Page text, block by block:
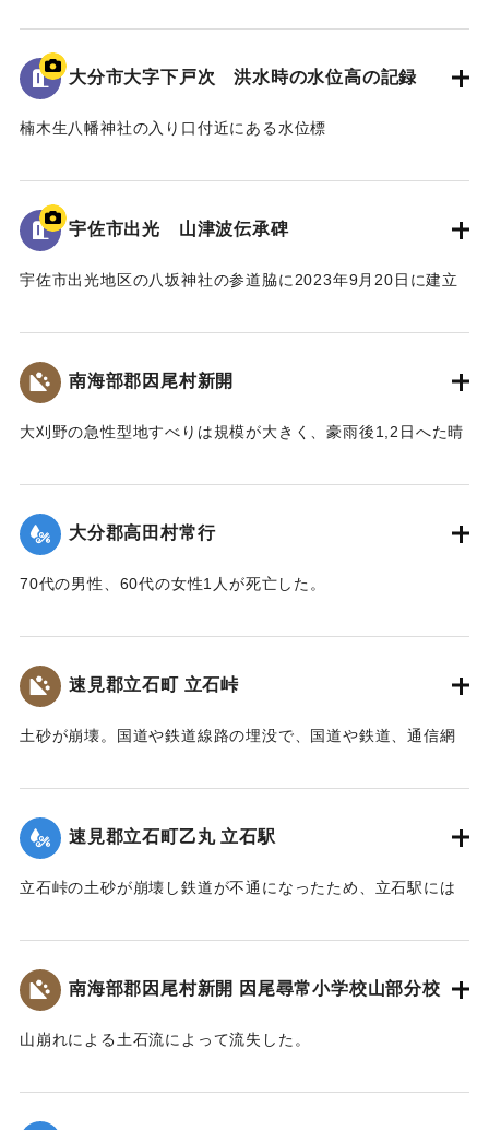
の詳細が示されている。水位は現在の地面より2.2ｍ。
倒壊家屋30戸、死者11名を出す大惨事であった。
地域住民の交流の場に設置されており、過去の災害について
【出典：案内板】
｜固有コード:
大分市大字下戸次 洪水時の水位高の記録
楠木生八幡神社の入り口付近にある水位標
録されている。水位は標高14.307ｍに到達した。
併せて昭和20年9月台風第16号、昭和36年10月の大雨によっ
て発生した洪水の水位高も記録されている。
[学生CERDの感想]
の甚大さが伺えた。
｜固有コード:00481077
宇佐市出光 山津波伝承碑
宇佐市出光地区の八坂神社の参道脇に2023年9月20日に建立
1943（昭和18）年9月20日に発生した大規模な土石流によ
り、八坂神社周辺の集落が被害を受けた。
災害発生当時の新聞には死者27人と記載されているが、近く
また、八坂神社の本殿は土石流により流失したが、石碑のそ
【碑文】
昭和一八年（一九四三年）大分県下を襲った台風二十六号
は、九月二十日、宇佐市の旧北馬城村出光地区に「山津波」
たらしただけでなく、多くの家屋をのみ込み、二十九人もの
尊い命を奪いました。
太平洋戦争中だったこともあり、新聞にも大きくは取り扱
事にも拘らず、宇佐市史に記録されることもなく、多くの市
のは、「北馬城の昔をたずねる会」の皆さんでした。その活
動に対して改めて敬意を表します。
令和五年はこの災害から八十年目の節目の年に当たりま
碑を建立します。
遺族関係者一同
南海部郡因尾村新開
大刈野の急性型地すべりは規模が大きく、豪雨後1,2日へた晴
り、500m上流の新開部落の小学校校舎を浮上し、2.5～3Km
上流に逆流させ、樫ノ峯部落の下流1Kmのところでとまっ
た。天然ダムはその後きれて下流に大水害を与えている。奥
戸主はいまもなお行方不明である。
【出典：日本の国土 : 自然と開発 下（小出博,東京大学出版
｜固有コード:
大分郡高田村常行
70代の男性、60代の女性1人が死亡した。
｜固有コード:00481071
速見郡立石町 立石峠
土砂が崩壊。国道や鉄道線路の埋没で、国道や鉄道、通信網
会をを開いて災害復旧対策を協議した。22日には、町民を総
動員して立石峠の鉄道線路と国道の復旧作業に着手した。昼
夜兼行の奮闘のかいあって23日午前中には、早くも列車の開
及んだが、食事は、すべて婦人会員の炊き出しによってまか
め車馬が通行できるようになったのは10月3日であった。
文化研究会 松原保則氏の報告による）】
｜固有コード:00481072
速見郡立石町乙丸 立石駅
立石峠の土砂が崩壊し鉄道が不通になったため、立石駅には
であるから乗客の中には多くの応召兵も含まれていた。立石
駅付近の街は浸水し濁流が洗っていたが、立石町長は、婦人
会員を召集して炊き出しをし、列車の乗客に配給した。
【出典：山香町誌（山香町誌刊行会、1982）（おおいた石造
南海部郡因尾村新開 因尾尋常小学校山部分校
山崩れによる土石流によって流失した。